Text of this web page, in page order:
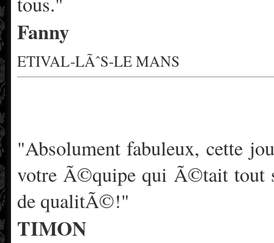
Fanny
ETIVAL-LÃˆS-LE MANS
"Absolument fabuleux, cette
votre Ã©quipe qui Ã©tait tout
de qualitÃ©!"
TIMON